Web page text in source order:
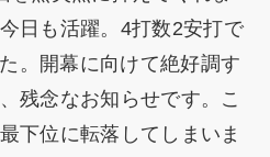
日も活躍。4打数2安打で
。開幕に向けて絶好調す
残念なお知らせです。こ
下位に転落してしまいま